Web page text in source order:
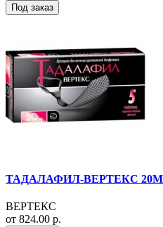
Под заказ
ТАДАЛАФИЛ-ВЕРТЕКС
ВЕРТЕКС
от 824.00 р.